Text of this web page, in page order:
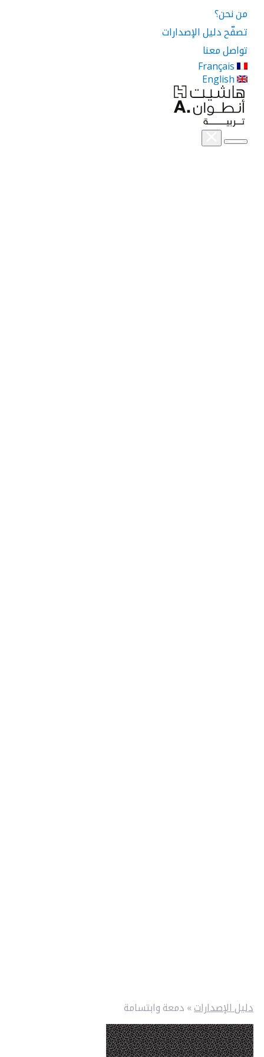
من نحن؟
تصفّح دليل الإصدارات
تواصل معنا
Français
English
دليل الإصدارات» دمعة وابتسامة